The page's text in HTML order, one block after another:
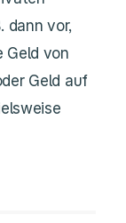
dann vor,
Geld von
Geld auf